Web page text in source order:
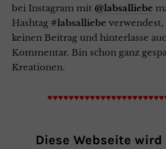
bei Instagram mit @labsalliebe
Hashtag #labsalliebe verwendest,
keinen Beitrag und hinterlasse
Kommentar. Bin schon ganz
Kreationen.
Diese Webseite